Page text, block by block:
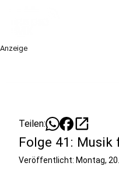
Anzeige
Teilen: open_in_new
Folge 41: Musik
Veröffentlicht: Montag,